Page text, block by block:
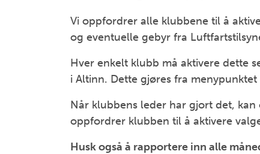
Vi oppfordrer alle klubbene til å
og eventuelle gebyr fra
Hver enkelt klubb må aktivere dette
i Altinn. Dette gjøres fra
Når klubbens leder har gjort det, kan
oppfordrer klubben til å aktivere
Husk også å rapportere inn alle